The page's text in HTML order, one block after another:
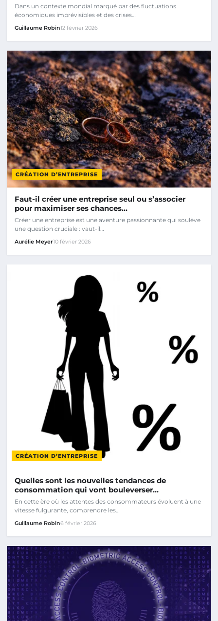
Dans un contexte mondial marqué par des fluctuations
économiques imprévisibles et des crises…
Guillaume Robin12 février 2026
CRÉATION D’ENTREPRISE
Faut-il créer une entreprise seul ou s’associer
pour maximiser ses chances…
Créer une entreprise est une aventure passionnante qui soulève
une question cruciale : vaut-il…
Aurélie Meyer10 février 2026
CRÉATION D’ENTREPRISE
Quelles sont les nouvelles tendances de
consommation qui vont bouleverser…
En cette ère où les attentes des consommateurs évoluent à une
vitesse fulgurante, comprendre les…
Guillaume Robin6 février 2026